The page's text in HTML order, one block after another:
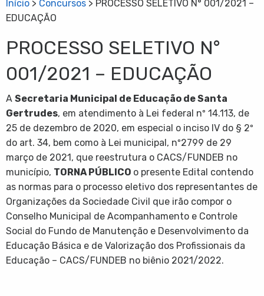
Início > Concursos > PROCESSO SELETIVO N° 001/2021 –
EDUCAÇÃO
PROCESSO SELETIVO N°
001/2021 – EDUCAÇÃO
A Secretaria Municipal de Educação de Santa
Gertrudes, em atendimento à Lei federal nº 14.113, de
25 de dezembro de 2020, em especial o inciso IV do § 2º
do art. 34, bem como à Lei municipal, nº2799 de 29
março de 2021, que reestrutura o CACS/FUNDEB no
município, TORNA PÚBLICO o presente Edital contendo
as normas para o processo eletivo dos representantes de
Organizações da Sociedade Civil que irão compor o
Conselho Municipal de Acompanhamento e Controle
Social do Fundo de Manutenção e Desenvolvimento da
Educação Básica e de Valorização dos Profissionais da
Educação – CACS/FUNDEB no biênio 2021/2022.